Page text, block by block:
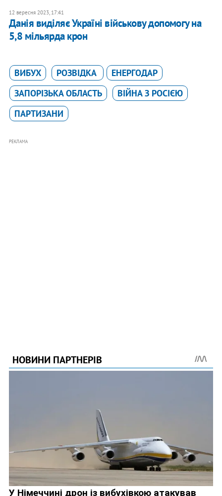
12 вересня 2023, 17:41
Данія виділяє Україні військову допомогу на
5,8 мільярда крон
ВИБУХ РОЗВІДКА
ЕНЕРГОДАР
ЗАПОРІЗЬКА ОБЛАСТЬ
ВІЙНА З РОСІЄЮ
ПАРТИЗАНИ
РЕКЛАМА